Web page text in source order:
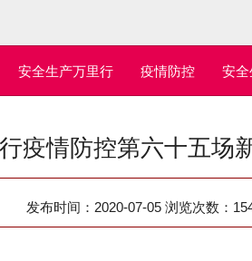
安全生产万里行 疫情防控 安全
疫情防控第六十五场
发布时间：2020-07-05 浏览次数：